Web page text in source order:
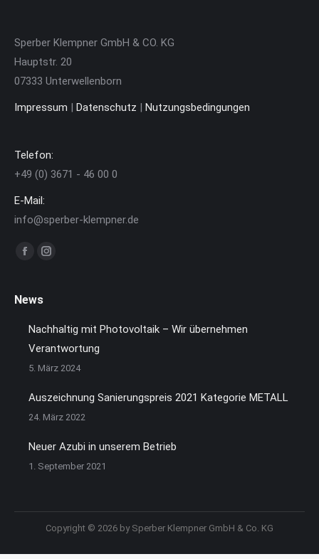
Sperber Klempner GmbH & CO. KG
Hauptstr. 20
07333 Unterwellenborn
Impressum | Datenschutz | Nutzungsbedingungen
Telefon:
+49 (0) 3671 - 46 00 0
E-Mail:
info@sperber-klempner.de
Finden Sie uns auf:
Facebook
opens
new
window
Instagram
new
window
News
Nachhaltig mit Photovoltaik – Wir übernehmen
Verantwortung
5. März 2024
Auszeichnung Sanierungspreis 2021 Kategorie METALL
24. März 2022
Neuer Azubi in unserem Betrieb
1. September 2021
Copyright © 2026 by Sperber Klempner GmbH & Co. KG